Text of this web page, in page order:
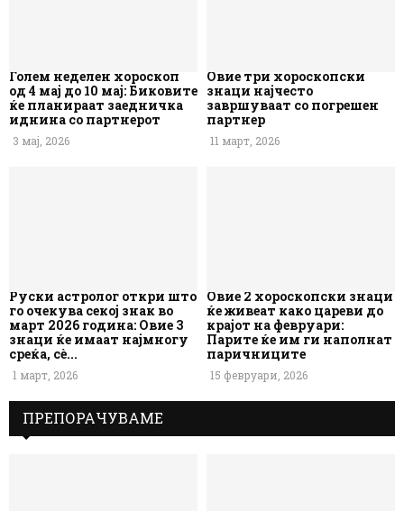
Голем неделен хороскоп
од 4 мај до 10 мај: Биковите
ќе планираат заедничка
иднина со партнерот
3 мај, 2026
Овие три хороскопски
знаци најчесто
завршуваат со погрешен
партнер
11 март, 2026
Руски астролог откри што
го очекува секој знак во
март 2026 година: Овие 3
знаци ќе имаат најмногу
среќа, сè...
1 март, 2026
Овие 2 хороскопски знаци
ќе живеат како цареви до
крајот на февруари:
Парите ќе им ги наполнат
паричниците
15 февруари, 2026
ПРЕПОРАЧУВАМЕ